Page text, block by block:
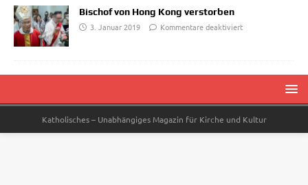
Bischof von Hong Kong verstorben
3. Januar 2019
Kommentare deaktiviert
Katholisches – Unabhängiges Magazin für Kirche und Kultur